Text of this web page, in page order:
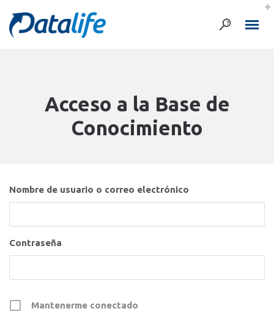
Acceso a la Base de
Conocimiento
Nombre de usuario o correo electrónico
Contraseña
Mantenerme conectado